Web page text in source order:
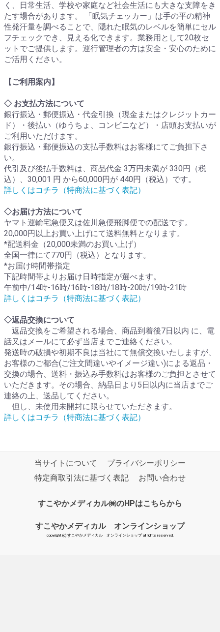
く、日常生活、学校や家庭など社会生活にも大きな支障をき
たす場合があります。 「眠気チェッカー」は手の平の精神
性発汗量を調べることで、隠れた眠気のレベルを簡単にセル
フチェックでき、見える化できます。業務用として20枚セ
ットでご提供します。運行管理者の方は安全・安心のために
ご活用ください。
【ご利用案内】
◇ お支払方法について
銀行振込・郵便振込・代金引換（現金またはクレジットカー
ド）・後払い（ゆうちょ、コンビニなど）・店頭お支払いが
ご利用いただけます。
銀行振込・郵便振込の支払手数料はお客様にてご負担下さ
い。
代引及び後払手数料は、商品代金 3万円未満が 330円（税
込）、30,001 円 から60,000円が 440円（税込）です。
詳しくはコチラ（特商法に基づく表記）
◇お届け方法について
ヤマト運輸宅急便又は佐川急便飛脚便での配送です。
20,000円以上お買い上げにて送料無料となります。
*配送料金（20,000未満のお買い上げ）
全国一律にて770円（税込）となります。
*お届け時間帯指定
下記時間帯よりお届け日時指定が選べます。
午前中/14時-16時/16時-18時/18時-20時/19時-21時
詳しくはコチラ（特商法に基づく表記）
◇返品交換について
返品交換をご希望される場合、商品到着後7日以内 に、電
話又はメールにて必ず当店までご連絡ください。
発送時の破損や初期不良は当社にて無償交換いたしますが、
お客様のご都合(ご注文間違いやイメージ違い)による返品・
交換の場合、送料・振込み手数料はお客様のご負担とさせて
いただきます。その場合、納品日より5日以内に当店までご
連絡の上、送品してください。
但し、未使用未開封に限らせていただきます。
詳しくはコチラ（特商法に基づく表記）
当サイトについて
プライバシーポリシー
特定商取引法に基づく表記
お問い合わせ
すこやかメディカル㈱のHPはこちらから
すこやかメディカル オンラインショップ
copyright (c) すこやかメディカル オンラインショップ all rights reserved.